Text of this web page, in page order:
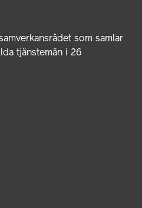
som samlar
tjänstemän i 26